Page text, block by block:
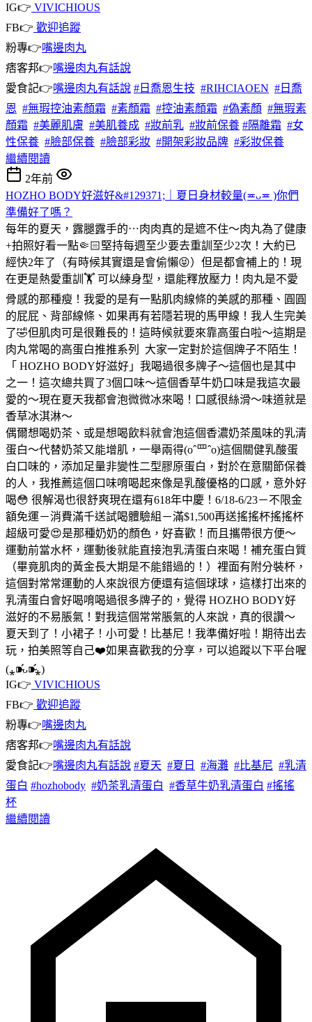
IG👉 VIVICHIOUS
FB👉 歡迎追蹤
粉專👉嘴邊肉丸
痞客邦👉嘴邊肉丸有話說
愛食記👉嘴邊肉丸有話說 #日喬恩生技 #RIHCIAOEN #日喬
恩 #無瑕控油素顏霜 #素顏霜 #控油素顏霜 #偽素顏 #無瑕素
顏霜 #美麗肌膚 #美肌養成 #妝前乳 #妝前保養 #隔離霜 #女
性保養 #臉部保養 #臉部彩妝 #開架彩妝品牌 #彩妝保養
繼續閱讀
2年前
HOZHO BODY好滋好&#129371;｜夏日身材較量(≖ᴗ≖ )你們
準備好了嗎？
每年的夏天，露腿露手的⋯肉肉真的是遮不住～肉丸為了健康
+拍照好看一點🤏🏻堅持每週至少要去重訓至少2次！大約已
經快2年了（有時候其實還是會偷懶😝）但是都會補上的！現
在更是熱愛重訓🏋️ 可以練身型，還能釋放壓力！肉丸是不愛
骨感的那種瘦！我愛的是有一點肌肉線條的美感的那種、圓圓
的屁屁、背部線條、如果再有若隱若現的馬甲線！我人生完美
了🤣但肌肉可是很難長的！這時候就要來靠高蛋白啦～這期是
肉丸常喝的高蛋白推推系列
大家一定對於這個牌子不陌生！
「 HOZHO BODY好滋好」我喝過很多牌子～這個也是其中
之一！ 這次總共買了3個口味～這個香草牛奶口味是我這次最
愛的～現在夏天我都會泡微微冰來喝！口感很絲滑～味道就是
香草冰淇淋～
偶爾想喝奶茶、或是想喝飲料就會泡這個香濃奶茶風味的乳清
蛋白～代替奶茶又能增肌，一舉兩得(oˆ罒ˆo)這個關健乳酸蛋
白口味的，添加足量非變性二型膠原蛋白，對於在意關節保養
的人，我推薦這個口味唷喝起來像是乳酸優格的口感，意外好
喝😳 很解渴也很舒爽現在還有618年中慶！6/18-6/23－不限金
額免運－消費滿千送試喝體驗組－滿$1,500再送搖搖杯搖搖杯
超級可愛😍是那種奶奶的顏色，好喜歡！而且攜帶很方便～
運動前當水杯，運動後就能直接泡乳清蛋白來喝！補充蛋白質
（畢竟肌肉的黃金長大期是不能錯過的！） 裡面有附分裝杯，
這個對常常運動的人來說很方便還有這個球球，這樣打出來的
乳清蛋白會好喝唷喝過很多牌子的，覺得 HOZHO BODY好
滋好的不易脹氣！對我這個常常脹氣的人來說，真的很讚～
夏天到了！小裙子！小可愛！比基尼！我準備好啦！ 期待出去
玩，拍美照等自己❤️如果喜歡我的分享，可以追蹤以下平台喔
(⁎⁍̴̛ᴗ⁍̴̛⁎)
IG👉 VIVICHIOUS
FB👉 歡迎追蹤
粉專👉嘴邊肉丸
痞客邦👉嘴邊肉丸有話說
愛食記👉嘴邊肉丸有話說 #夏天 #夏日 #海灘 #比基尼 #乳清
蛋白 #hozhobody #奶茶乳清蛋白 #香草牛奶乳清蛋白 #搖搖
杯
繼續閱讀